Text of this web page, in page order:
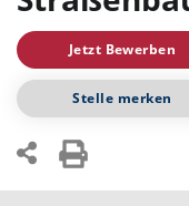
Jetzt Bewerben
Stelle merken